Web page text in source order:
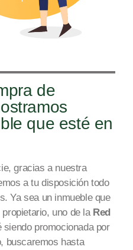
de
que esté en
gracias a nuestra
a tu disposición todo
. Ya sea un inmueble que
uno de la Red
promocionada por
buscaremos hasta